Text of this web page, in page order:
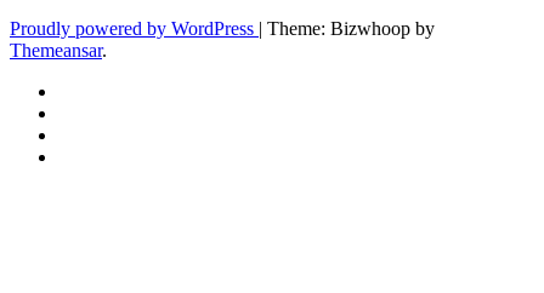
Proudly powered by WordPress | Theme: Bizwhoop by
Themeansar.